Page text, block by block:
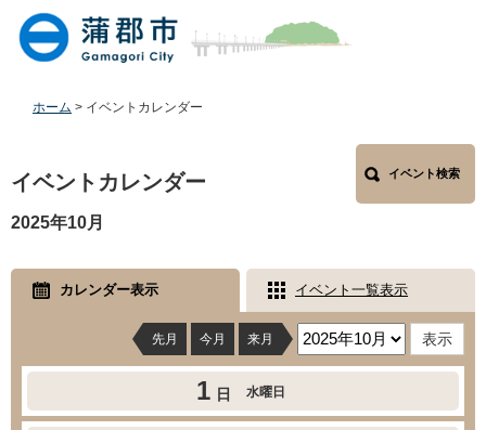
本
ホーム > イベントカレンダー
文
イベントカレンダー イベント検索
2025年10月
カレンダー表示 イベント一覧表示
先月 今月 来月
1 日 水曜日